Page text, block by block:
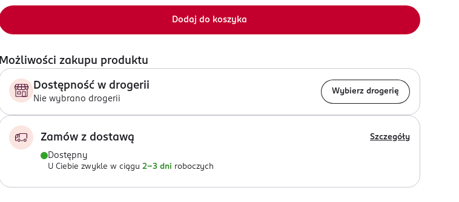
Dodaj do koszyka
Możliwości zakupu produktu
Dostępność w drogerii
Nie wybrano drogerii
Wybierz drogerię
Zamów z dostawą Szczegóły
Dostępny
U Ciebie zwykle w ciągu 2-3 dni roboczych